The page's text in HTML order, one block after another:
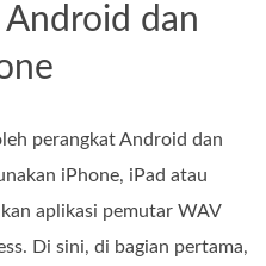
dan
perangkat Android dan
iPhone, iPad atau
aplikasi pemutar WAV
Di sini, di bagian pertama,